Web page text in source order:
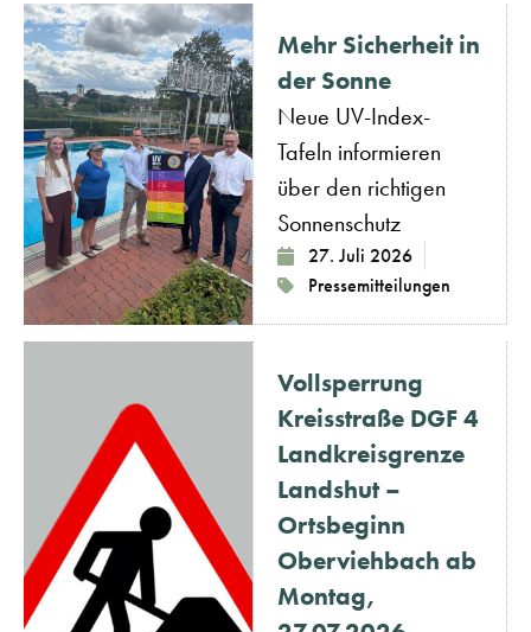
Mehr Sicherheit in
der Sonne
Neue UV-Index-
Tafeln informieren
über den richtigen
Sonnenschutz
27. Juli 2026
Pressemitteilungen
Vollsperrung
Kreisstraße DGF 4
Landkreisgrenze
Landshut –
Ortsbeginn
Oberviehbach ab
Montag,